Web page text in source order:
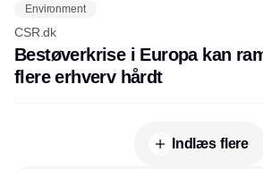
Environment
CSR.dk
Bestøverkrise i Europa kan
flere erhverv hårdt
Indlæs flere